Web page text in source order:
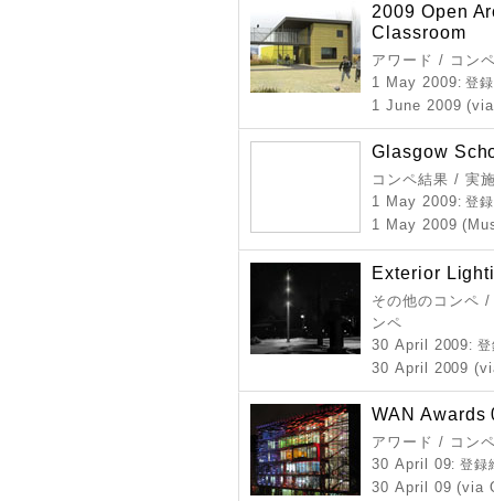
2009 Open
Classroom
アワード / コン
1 May 2009: 登
1 June 2009
Glasgow
コンペ結果 / 実
1 May 2009: 登
1 May 2009
Exterior
その他のコンペ
ンペ
30 April 2009:
30 April 2009
WAN Awards
アワード / コン
30 April 09: 登録
30 April 09 (via